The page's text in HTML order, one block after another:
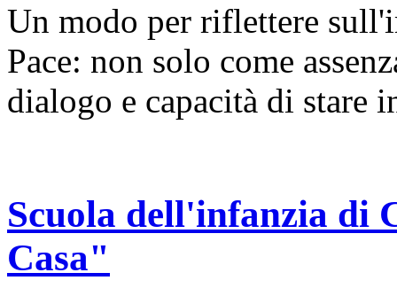
Un modo per riflettere
Pace: non solo come
dialogo e capacità di stare
Scuola dell'infanzia di
Casa"